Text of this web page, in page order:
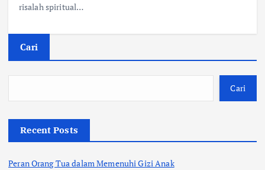
risalah spiritual…
Cari
Cari
Recent Posts
Peran Orang Tua dalam Memenuhi Gizi Anak